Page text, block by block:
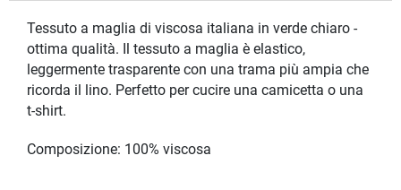
Tessuto a maglia di viscosa italiana in verde chiaro -
ottima qualità. Il tessuto a maglia è elastico,
leggermente trasparente con una trama più ampia che
ricorda il lino. Perfetto per cucire una camicetta o una
t-shirt.
Composizione: 100% viscosa